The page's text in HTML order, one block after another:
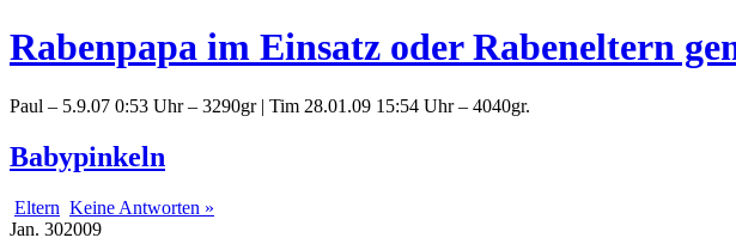
Rabenpapa im Einsatz oder Rabeneltern
Paul – 5.9.07 0:53 Uhr – 3290gr | Tim 28.01.09 15:54 Uhr – 4040gr.
Babypinkeln
Eltern Keine Antworten »
Jan. 302009